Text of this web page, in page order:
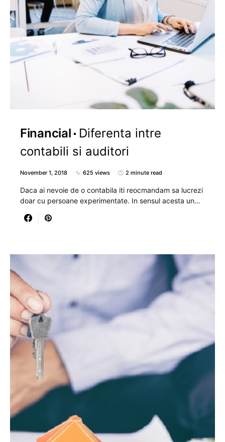
Financial
Diferenta intre
contabili si auditori
November 1, 2018 625 views 2 minute read
Daca ai nevoie de o contabila iti reocmandam sa lucrezi
doar cu persoane experimentate. In sensul acesta un…